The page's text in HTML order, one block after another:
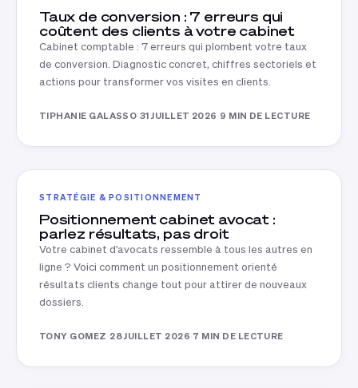
Taux de conversion : 7 erreurs qui
coûtent des clients à votre cabinet
Cabinet comptable : 7 erreurs qui plombent votre taux
de conversion. Diagnostic concret, chiffres sectoriels et
actions pour transformer vos visites en clients.
TIPHANIE GALASSO·31 JUILLET 2026 ·9 MIN DE LECTURE
STRATÉGIE & POSITIONNEMENT
Positionnement cabinet avocat :
parlez résultats, pas droit
Votre cabinet d'avocats ressemble à tous les autres en
ligne ? Voici comment un positionnement orienté
résultats clients change tout pour attirer de nouveaux
dossiers.
TONY GOMEZ ·28 JUILLET 2026·7 MIN DE LECTURE